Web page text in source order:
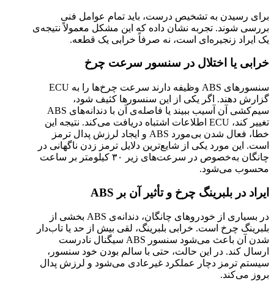
برای رسیدن به تشخیص درست، باید تمام عوامل فنی
بررسی شوند. تجربه نشان داده که این مشکل معمولاً نتیجه‌ی
یک ایراد زنجیره‌ای است، نه صرفاً خرابی یک قطعه.
خرابی یا اختلال در سنسور سرعت چرخ
سنسورهای ABS وظیفه دارند سرعت چرخ‌ها را به ECU
گزارش دهند. اگر یکی از این سنسورها کثیف شود،
سیم‌کشی آن آسیب ببیند یا فاصله‌ی آن با دندانه‌های ABS
تغییر کند، ECU اطلاعات اشتباه دریافت می‌کند. نتیجه این
خطا، فعال شدن بی‌مورد ABS و ایجاد لرزش پدال ترمز
است. این مورد یکی از شایع‌ترین دلایل ترمز زدن ناگهانی در
چانگان به‌خصوص در سرعت‌های زیر ۳۰ کیلومتر بر ساعت
محسوب می‌شود.
ایراد در بلبرینگ چرخ و تأثیر آن بر ABS
در بسیاری از خودروهای چانگان، دندانه‌ی ABS بخشی از
بلبرینگ چرخ است. خرابی بلبرینگ، لقی بیش از حد یا تاب‌دار
شدن آن باعث می‌شود سنسور ABS سیگنال نادرست
ارسال کند. در این حالت، حتی با سالم بودن خود سنسور،
سیستم ترمز دچار عملکرد غیرعادی می‌شود و لرزش پدال
بروز می‌کند.